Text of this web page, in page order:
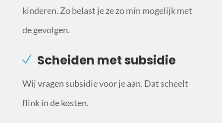
kinderen. Zo belast je ze zo min mogelijk met
de gevolgen.
Scheiden met subsidie
Wij vragen subsidie voor je aan. Dat scheelt
flink in de kosten.